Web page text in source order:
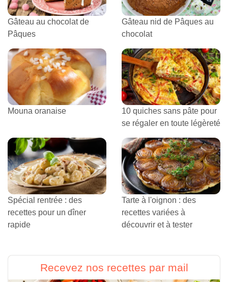
Gâteau au chocolat de
Pâques
Gâteau nid de Pâques au
chocolat
Mouna oranaise
10 quiches sans pâte pour
se régaler en toute légèreté
Spécial rentrée : des
recettes pour un dîner
rapide
Tarte à l'oignon : des
recettes variées à
découvrir et à tester
Recevez nos recettes par mail